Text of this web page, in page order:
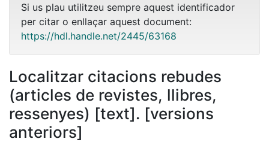
Si us plau utilitzeu sempre aquest identificador
per citar o enllaçar aquest document:
https://hdl.handle.net/2445/63168
Localitzar citacions rebudes
(articles de revistes, llibres,
ressenyes) [text]. [versions
anteriors]